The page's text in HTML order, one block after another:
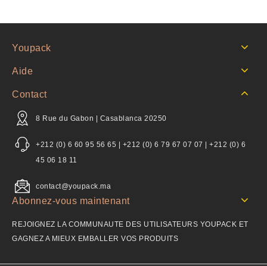
Youpack
Aide
Contact
8 Rue du Gabon | Casablanca 20250
+212 (0) 6 60 95 56 65 | +212 (0) 6 79 67 07 07 | +212 (0) 6
45 06 18 11
contact@youpack.ma
Abonnez-vous maintenant
REJOIGNEZ LA COMMUNAUTE DES UTILISATEURS YOUPACK ET
GAGNEZ A MIEUX EMBALLER VOS PRODUITS